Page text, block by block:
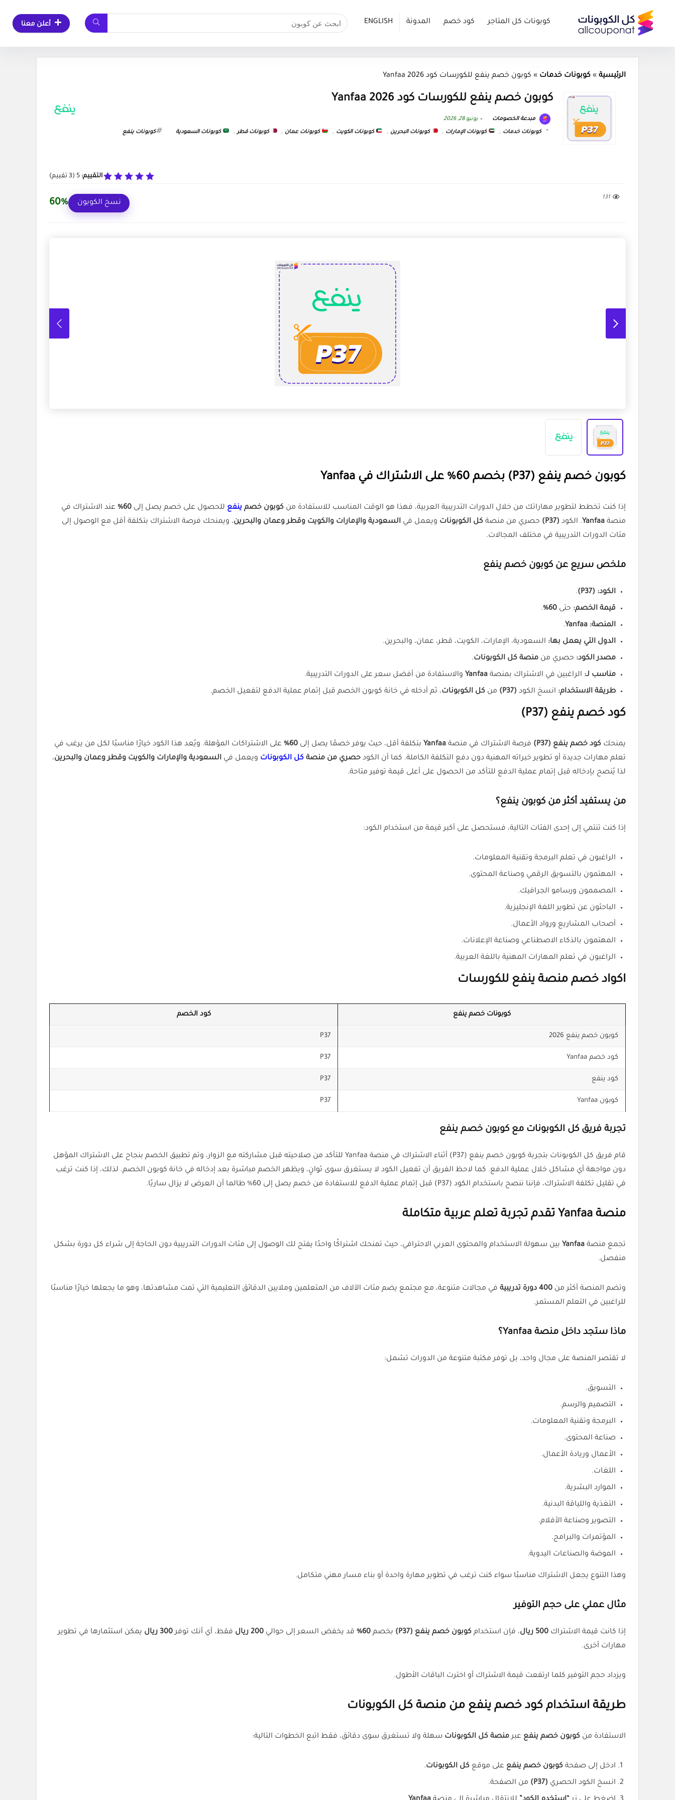
كوبونات كل المتاجر كود خصم المدونة ENGLISH أعلن معنا
الرئيسية » كوبونات خدمات » كوبون خصم ينفع للكورسات كود Yanfaa 2026
كوبون خصم ينفع للكورسات كود Yanfaa 2026
مبدعة الخصومات يونيو 28, 2026
كوبونات خدمات , كوبونات الإمارات , كوبونات البحرين , كوبونات الكويت , كوبونات عمان , كوبونات قطر , كوبونات السعودية كوبونات ينفع
التقييم: 5
(
3 تقييم)
131
60% نسخ الكوبون
كوبون خصم ينفع (P37) بخصم 60% على الاشتراك في Yanfaa
إذا كنت تخطط لتطوير مهاراتك من خلال الدورات التدريبية العربية، فهذا هو الوقت المناسب للاستفادة من كوبون خصم ينفع للحصول على خصم يصل إلى 60%
عند الاشتراك في
منصة Yanfaa. الكود (P37) حصري من منصة كل الكوبونات ويعمل في السعودية والإمارات والكويت وقطر وعمان والبحرين، ويمنحك فرصة الاشتراك بتكلفة أقل مع الوصول إلى
مئات الدورات التدريبية في مختلف المجالات.
ملخص سريع عن كوبون خصم ينفع
الكود: (P37)
.
قيمة الخصم: حتى 60%
.
المنصة: Yanfaa
.
الدول التي يعمل بها: السعودية، الإمارات، الكويت، قطر، عمان، والبحرين.
مصدر الكود: حصري من منصة كل الكوبونات.
مناسب لـ: الراغبين في الاشتراك بمنصة Yanfaa والاستفادة من أفضل سعر على الدورات التدريبية.
طريقة الاستخدام: انسخ الكود (P37) من كل الكوبونات، ثم أدخله في خانة كوبون الخصم قبل إتمام عملية الدفع لتفعيل الخصم.
كود خصم ينفع (P37)
يمنحك كود خصم ينفع (P37) فرصة الاشتراك في منصة Yanfaa بتكلفة أقل، حيث يوفر خصمًا يصل إلى 60%
على الاشتراكات المؤهلة. ويُعد هذا الكود خيارًا مناسبًا لكل من يرغب في
تعلم مهارات جديدة أو تطوير خبراته المهنية دون دفع التكلفة الكاملة. كما أن الكود حصري من منصة كل الكوبونات ويعمل في السعودية والإمارات والكويت وقطر وعمان والبحرين،
لذا يُنصح بإدخاله قبل إتمام عملية الدفع للتأكد من الحصول على أعلى قيمة توفير متاحة.
من يستفيد أكثر من كوبون ينفع؟
إذا كنت تنتمي إلى إحدى الفئات التالية، فستحصل على أكبر قيمة من استخدام الكود:
الراغبون في تعلم البرمجة وتقنية المعلومات.
المهتمون بالتسويق الرقمي وصناعة المحتوى.
المصممون ورسامو الجرافيك.
الباحثون عن تطوير اللغة الإنجليزية.
أصحاب المشاريع ورواد الأعمال.
المهتمون بالذكاء الاصطناعي وصناعة الإعلانات.
الراغبون في تعلم المهارات المهنية باللغة العربية.
اكواد خصم منصة ينفع للكورسات
كوبونات خصم ينفع كود الخصم
كوبون خصم ينفع 2026 P37
كود خصم Yanfaa P37
كود ينفع P37
كوبون Yanfaa P37
تجربة فريق كل الكوبونات مع كوبون خصم ينفع
قام فريق كل الكوبونات بتجربة كوبون خصم ينفع (P37) أثناء الاشتراك في منصة Yanfaa للتأكد من صلاحيته قبل مشاركته مع الزوار، وتم تطبيق الخصم بنجاح على الاشتراك المؤهل
دون مواجهة أي مشاكل خلال عملية الدفع. كما لاحظ الفريق أن تفعيل الكود لا يستغرق سوى ثوانٍ، ويظهر الخصم مباشرة بعد إدخاله في خانة كوبون الخصم. لذلك، إذا كنت ترغب
في تقليل تكلفة الاشتراك، فإننا ننصح باستخدام الكود (P37) قبل إتمام عملية الدفع للاستفادة من خصم يصل إلى 60% طالما أن العرض لا يزال ساريًا.
منصة Yanfaa تقدم تجربة تعلم عربية متكاملة
تجمع منصة Yanfaa بين سهولة الاستخدام والمحتوى العربي الاحترافي، حيث تمنحك اشتراكًا واحدًا يفتح لك الوصول إلى مئات الدورات التدريبية دون الحاجة إلى شراء كل دورة بشكل
منفصل.
وتضم المنصة أكثر من 400 دورة تدريبية
في مجالات متنوعة، مع مجتمع يضم مئات الآلاف من المتعلمين وملايين الدقائق التعليمية التي تمت مشاهدتها، وهو ما يجعلها خيارًا مناسبًا
للراغبين في التعلم المستمر.
ماذا ستجد داخل منصة Yanfaa؟
لا تقتصر المنصة على مجال واحد، بل توفر مكتبة متنوعة من الدورات تشمل:
التسويق.
التصميم والرسم.
البرمجة وتقنية المعلومات.
صناعة المحتوى.
الأعمال وريادة الأعمال.
اللغات.
الموارد البشرية.
التغذية واللياقة البدنية.
التصوير وصناعة الأفلام.
المؤتمرات والبرامج.
الموضة والصناعات اليدوية.
وهذا التنوع يجعل الاشتراك مناسبًا سواء كنت ترغب في تطوير مهارة واحدة أو بناء مسار مهني متكامل.
مثال عملي على حجم التوفير
إذا كانت قيمة الاشتراك 500 ريال ، فإن استخدام كوبون خصم ينفع (P37) بخصم 60% قد يخفض السعر إلى حوالي 200 ريال فقط، أي أنك توفر300 ريال
يمكن استثمارها في تطوير
مهارات أخرى.
ويزداد حجم التوفير كلما ارتفعت قيمة الاشتراك أو اخترت الباقات الأطول.
طريقة استخدام كود خصم ينفع من منصة كل الكوبونات
الاستفادة من كوبون خصم ينفع عبرمنصة كل الكوبونات سهلة ولا تستغرق سوى دقائق، فقط اتبع الخطوات التالية:
ادخل إلى صفحة كوبون خصم ينفع على موقع كل الكوبونات.
انسخ الكود الحصري (P37) من الصفحة.